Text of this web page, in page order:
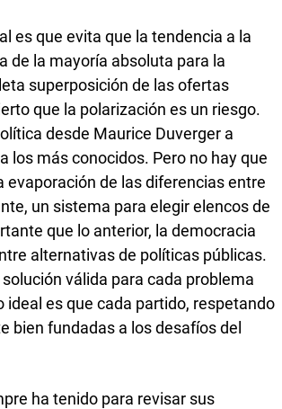
es que evita que la tendencia a la
de la mayoría absoluta para la
superposición de las ofertas
que la polarización es un riesgo.
desde Maurice Duverger a
los más conocidos. Pero no hay que
evaporación de las diferencias entre
un sistema para elegir elencos de
que lo anterior, la democracia
alternativas de políticas públicas.
válida para cada problema
es que cada partido, respetando
bien fundadas a los desafíos del
ha tenido para revisar sus